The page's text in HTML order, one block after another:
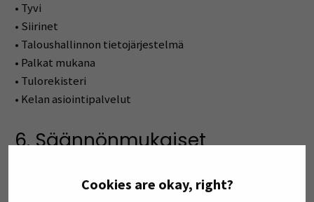
Cookies are okay, right?
• Tyvi
• Siirinet
• Taloushallinnon tietojärjestelmä
• Palkat mukana
• Tulorekisteri
• Kelan asiointipalvelut
6. Säännönmukaiset
Henkilöltään itseltään: henkilötiedot (eLomakeella),